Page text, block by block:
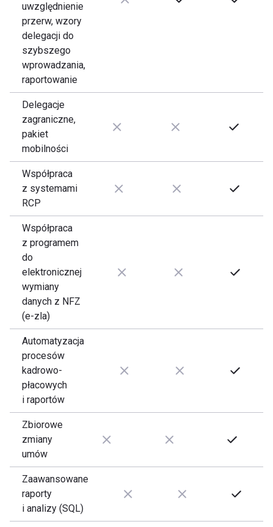
uwzględnienie
przerw, wzory
delegacji do
szybszego
wprowadzania,
raportowanie
Delegacje
zagraniczne,
pakiet
mobilności
Współpraca
z systemami
RCP
Współpraca
z programem
do
elektronicznej
wymiany
danych z NFZ
(e-zla)
Automatyzacja
procesów
kadrowo-
płacowych
i raportów
Zbiorowe
zmiany
umów
Zaawansowane
raporty
i analizy (SQL)